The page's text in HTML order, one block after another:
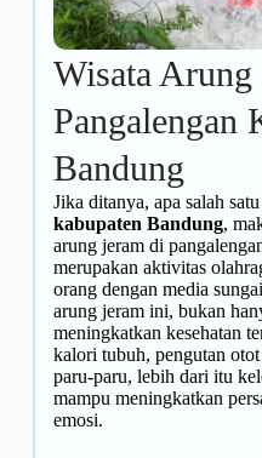
Wisata Arung
Pangalengan
Bandung
Jika ditanya, apa salah
kabupaten Bandung,
arung jeram di
merupakan aktivitas
orang dengan media
arung jeram ini, bukan
meningkatkan kesehatan
kalori tubuh, pengutan
paru-paru, lebih dari itu
mampu meningkatkan
emosi.